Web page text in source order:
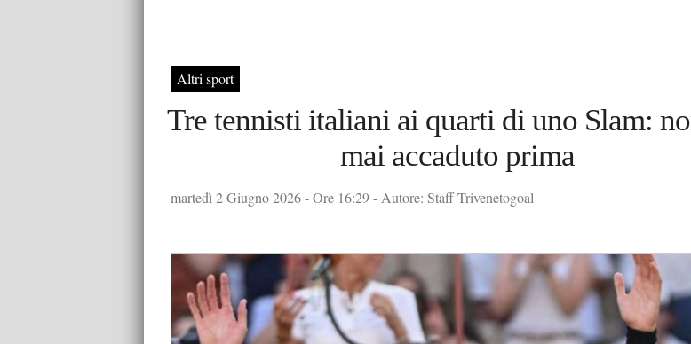
Altri sport
Tre tennisti italiani ai quarti di uno Slam:
mai accaduto prima
martedì 2 Giugno 2026 - Ore 16:29 - Autore: Staff Trivenetogoal